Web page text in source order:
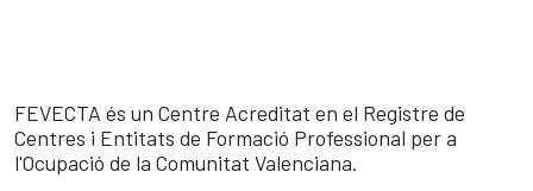
FEVECTA és un Centre Acreditat en el Registre de
Centres i Entitats de Formació Professional per a
l'Ocupació de la Comunitat Valenciana.